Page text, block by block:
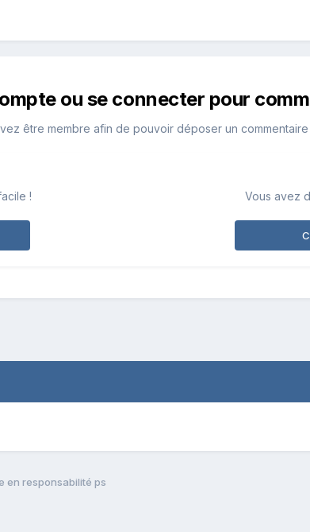
ou se connecter pour
être membre afin de pouvoir déposer un commentaire
! Vous avez
en responsabilité ps